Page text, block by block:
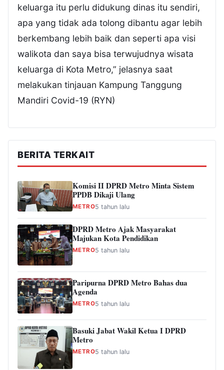
keluarga itu perlu didukung dinas itu sendiri,
apa yang tidak ada tolong dibantu agar lebih
berkembang lebih baik dan seperti apa visi
walikota dan saya bisa terwujudnya wisata
keluarga di Kota Metro,” jelasnya saat
melakukan tinjauan Kampung Tanggung
Mandiri Covid-19 (RYN)
BERITA TERKAIT
Komisi II DPRD Metro Minta Sistem
PPDB Dikaji Ulang
METRO5 tahun lalu
DPRD Metro Ajak Masyarakat
Majukan Kota Pendidikan
METRO5 tahun lalu
Paripurna DPRD Metro Bahas dua
Agenda
METRO5 tahun lalu
Basuki Jabat Wakil Ketua I DPRD
Metro
METRO5 tahun lalu